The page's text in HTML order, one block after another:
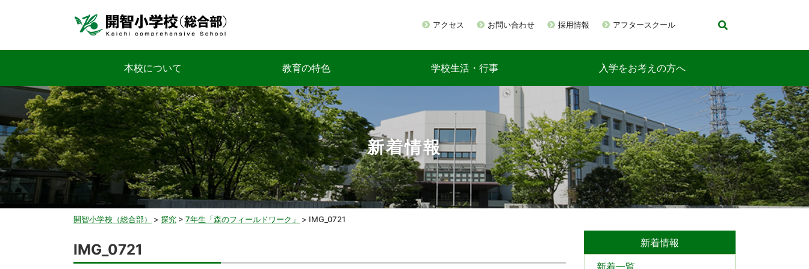
アクセス お問い合わせ 採用情報 アフタースクール
本校について 教育の特色 学校生活・行事 入学をお考えの方へ
新着情報
開智小学校（総合部） > 探究 > 7年生「森のフィールドワーク」 > IMG_0721
新着情報
新着一覧
IMG_0721